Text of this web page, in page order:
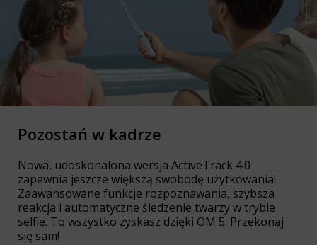
Pozostań w kadrze
Nowa, udoskonalona wersja ActiveTrack 4.0
zapewnia jeszcze większą swobodę użytkowania!
Zaawansowane funkcje rozpoznawania, szybsza
reakcja i automatyczne śledzenie twarzy w trybie
selfie. To wszystko zyskasz dzięki OM 5. Przekonaj
się sam!